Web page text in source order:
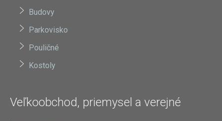
Budovy
Parkovisko
Pouličné
Kostoly
Veľkoobchod, priemysel a verejné